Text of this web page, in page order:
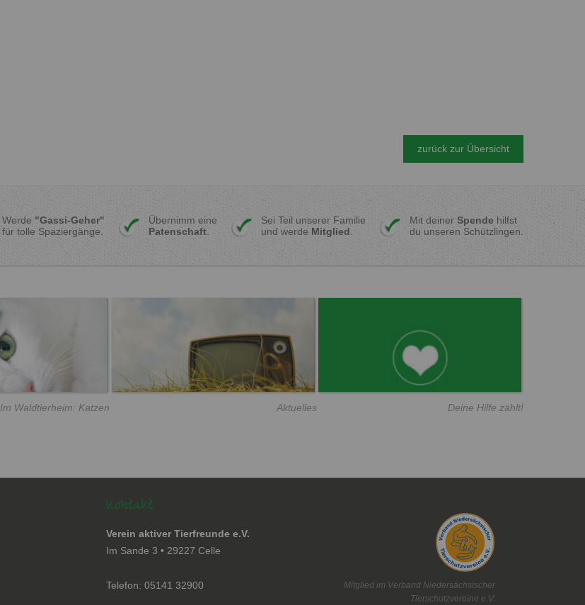
zurück zur Übersicht
Werde "Gassi-Geher"
für tolle Spaziergänge.
Übernimm eine
Patenschaft
Sei Teil unserer Familie
und werde Mitglied
Mit deiner Spende hilfst
du unseren Schützlingen.
Im Waldtierheim: Katzen Aktuelles Deine Hilfe zählt!
Kontakt
Verein aktiver Tierfreunde e.V.
Im Sande 3 • 29227 Celle
Telefon: 05141 32900
Mitglied im Verband Niedersächsischer
Tierschutzvereine e.V.